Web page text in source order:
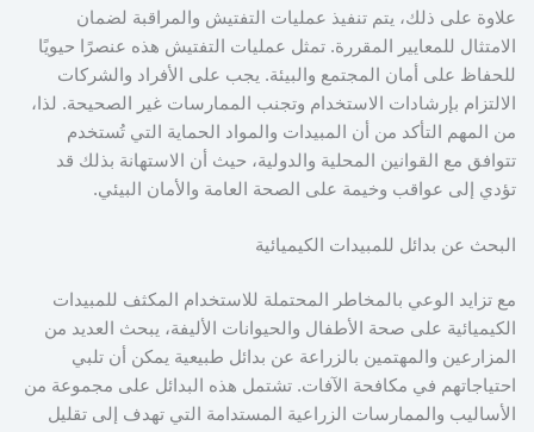
علاوة على ذلك، يتم تنفيذ عمليات التفتيش والمراقبة لضمان
الامتثال للمعايير المقررة. تمثل عمليات التفتيش هذه عنصرًا حيويًا
للحفاظ على أمان المجتمع والبيئة. يجب على الأفراد والشركات
الالتزام بإرشادات الاستخدام وتجنب الممارسات غير الصحيحة. لذا،
من المهم التأكد من أن المبيدات والمواد الحماية التي تُستخدم
تتوافق مع القوانين المحلية والدولية، حيث أن الاستهانة بذلك قد
تؤدي إلى عواقب وخيمة على الصحة العامة والأمان البيئي.
البحث عن بدائل للمبيدات الكيميائية
مع تزايد الوعي بالمخاطر المحتملة للاستخدام المكثف للمبيدات
الكيميائية على صحة الأطفال والحيوانات الأليفة، يبحث العديد من
المزارعين والمهتمين بالزراعة عن بدائل طبيعية يمكن أن تلبي
احتياجاتهم في مكافحة الآفات. تشتمل هذه البدائل على مجموعة من
الأساليب والممارسات الزراعية المستدامة التي تهدف إلى تقليل